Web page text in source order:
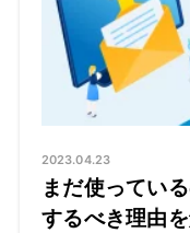
2023.04.23
まだ使ってい
するべき理由